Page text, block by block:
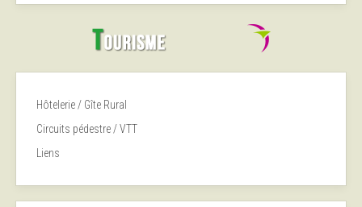
Hôtelerie / Gîte Rural
Circuits pédestre / VTT
Liens